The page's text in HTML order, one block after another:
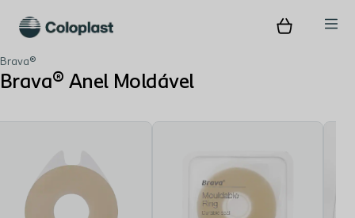
Brava®
Brava® Anel Moldável